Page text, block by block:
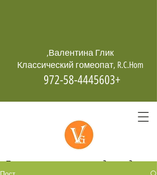
Гомеопатия -возрождает даже
Валентина Глик,
+972-58-4445603